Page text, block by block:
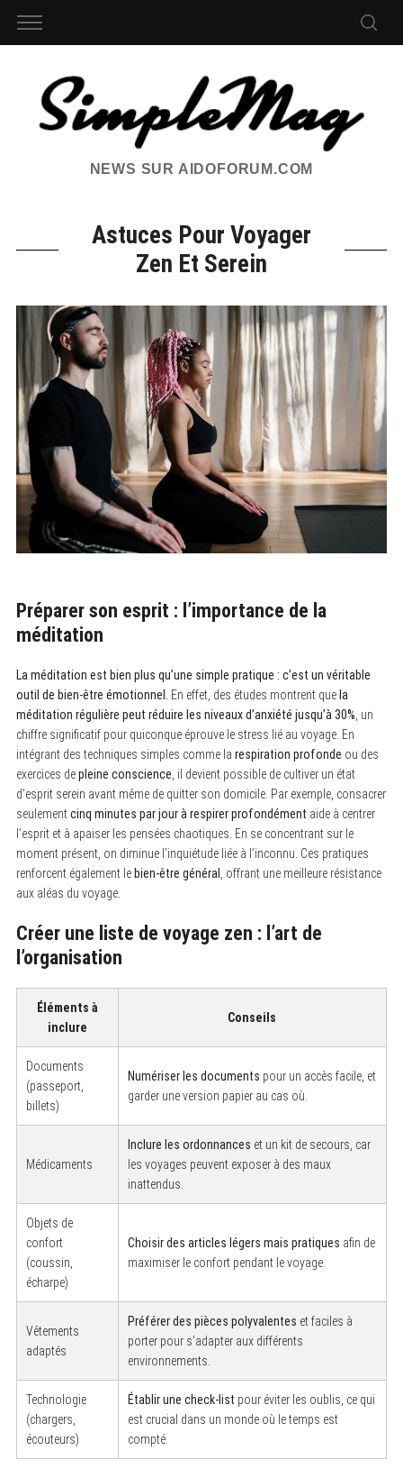
NEWS SUR AIDOFORUM.COM
Astuces Pour Voyager
Zen Et Serein
Préparer son esprit : l’importance de la
méditation
La méditation est bien plus qu’une simple pratique : c’est un véritable
outil de bien-être émotionnel.
En effet, des études montrent que la
méditation régulière peut réduire les niveaux d’anxiété jusqu’à 30% , un
chiffre significatif pour quiconque éprouve le stress lié au voyage. En
intégrant des techniques simples comme la respiration profonde ou des
exercices depleine conscience , il devient possible de cultiver un état
d’esprit serein avant même de quitter son domicile. Par exemple, consacrer
seulementcinq minutes par jour à respirer profondément aide à centrer
l’esprit et à apaiser les pensées chaotiques. En se concentrant sur le
moment présent, on diminue l’inquiétude liée à l’inconnu. Ces pratiques
renforcent également le bien-être général
, offrant une meilleure résistance
aux aléas du voyage.
Créer une liste de voyage zen : l’art de
l’organisation
Éléments à
inclure
Conseils
Documents
(passeport,
billets)
Numériser les documents pour un accès facile, et
garder une version papier au cas où.
Médicaments
Inclure les ordonnances et un kit de secours, car
les voyages peuvent exposer à des maux
inattendus.
Objets de
confort
(coussin,
écharpe)
Choisir des articles légers mais pratiques afin de
maximiser le confort pendant le voyage.
Vêtements
adaptés
Préférer des pièces polyvalentes et faciles à
porter pour s’adapter aux différents
environnements.
Technologie
(chargers,
écouteurs)
Établir une check-list pour éviter les oublis, ce qui
est crucial dans un monde où le temps est
compté.